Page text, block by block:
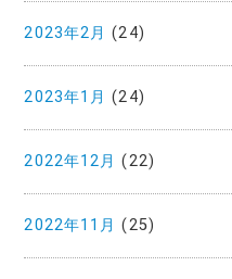
2023年2月 (24)
2023年1月 (24)
2022年12月 (22)
2022年11月 (25)